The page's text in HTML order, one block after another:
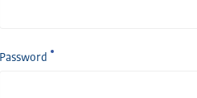
Password